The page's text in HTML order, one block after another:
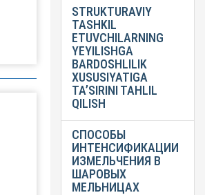
STRUKTURAVIY
TASHKIL
ETUVCHILARNING
YEYILISHGA
BARDOSHLILIK
XUSUSIYATIGA
TA’SIRINI TAHLIL
QILISH
СПОСОБЫ
ИНТЕНСИФИКАЦИИ
ИЗМЕЛЬЧЕНИЯ В
ШАРОВЫХ
МЕЛЬНИЦАХ